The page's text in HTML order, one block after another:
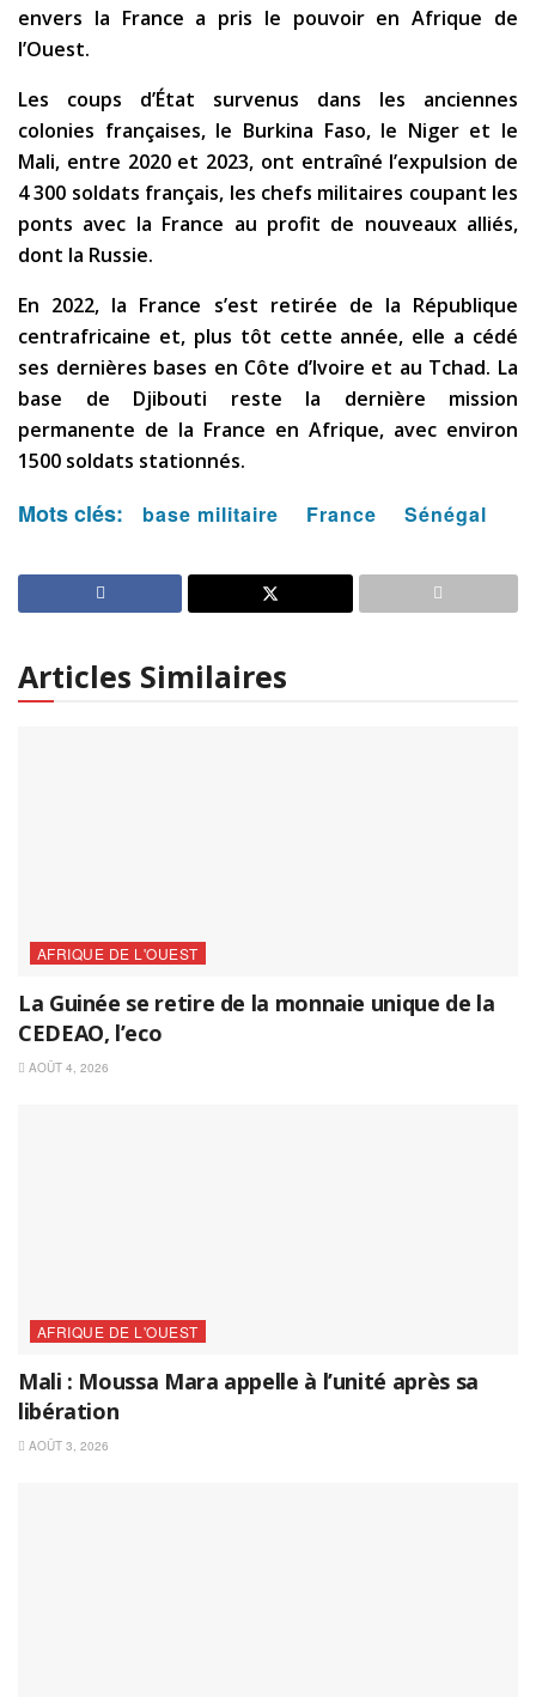
envers la France a pris le pouvoir en Afrique de
l’Ouest.
Les coups d’État survenus dans les anciennes
colonies françaises, le Burkina Faso, le Niger et le
Mali, entre 2020 et 2023, ont entraîné l’expulsion de
4 300 soldats français, les chefs militaires coupant les
ponts avec la France au profit de nouveaux alliés,
dont la Russie.
En 2022, la France s’est retirée de la République
centrafricaine et, plus tôt cette année, elle a cédé
ses dernières bases en Côte d’Ivoire et au Tchad. La
base de Djibouti reste la dernière mission
permanente de la France en Afrique, avec environ
1500 soldats stationnés.
Mots clés: base militaire France Sénégal
Articles Similaires
AFRIQUE DE L'OUEST
La Guinée se retire de la monnaie unique de la
CEDEAO, l’eco
AOÛT 4, 2026
AFRIQUE DE L'OUEST
Mali : Moussa Mara appelle à l’unité après sa
libération
AOÛT 3, 2026